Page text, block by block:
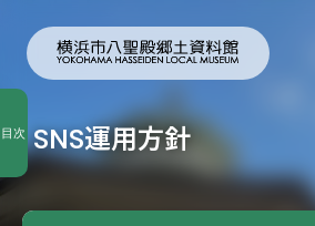
SNS運用方針
目次